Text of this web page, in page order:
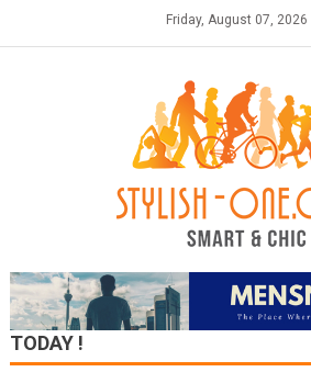
Friday, August 07, 2026
TODAY !